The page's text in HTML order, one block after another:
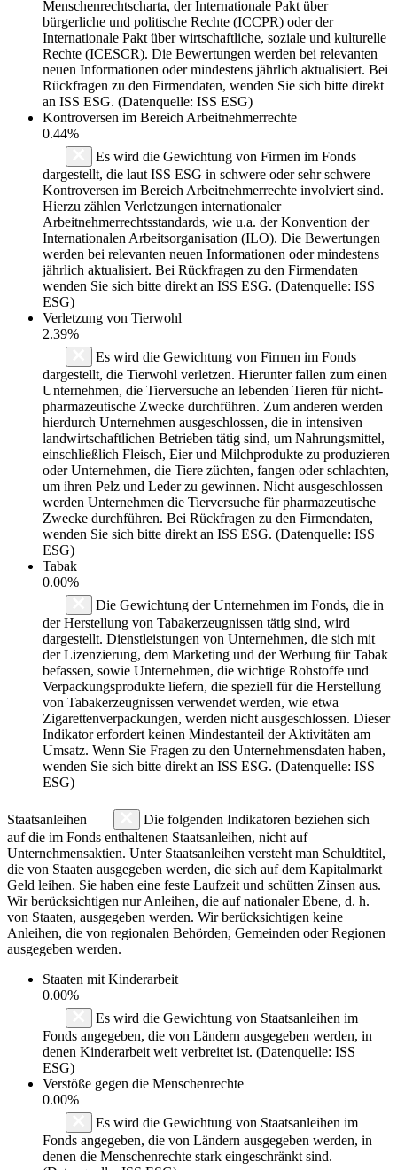
Menschenrechtscharta, der Internationale Pakt über
bürgerliche und politische Rechte (ICCPR) oder der
Internationale Pakt über wirtschaftliche, soziale und kulturelle
Rechte (ICESCR). Die Bewertungen werden bei relevanten
neuen Informationen oder mindestens jährlich aktualisiert. Bei
Rückfragen zu den Firmendaten, wenden Sie sich bitte direkt
an ISS ESG. (Datenquelle: ISS ESG)
Kontroversen im Bereich Arbeitnehmerrechte
0.44%
Es wird die Gewichtung von Firmen im Fonds
dargestellt, die laut ISS ESG in schwere oder sehr schwere
Kontroversen im Bereich Arbeitnehmerrechte involviert sind.
Hierzu zählen Verletzungen internationaler
Arbeitnehmerrechtsstandards, wie u.a. der Konvention der
Internationalen Arbeitsorganisation (ILO). Die Bewertungen
werden bei relevanten neuen Informationen oder mindestens
jährlich aktualisiert. Bei Rückfragen zu den Firmendaten
wenden Sie sich bitte direkt an ISS ESG. (Datenquelle: ISS
ESG)
Verletzung von Tierwohl
2.39%
Es wird die Gewichtung von Firmen im Fonds
dargestellt, die Tierwohl verletzen. Hierunter fallen zum einen
Unternehmen, die Tierversuche an lebenden Tieren für nicht-
pharmazeutische Zwecke durchführen. Zum anderen werden
hierdurch Unternehmen ausgeschlossen, die in intensiven
landwirtschaftlichen Betrieben tätig sind, um Nahrungsmittel,
einschließlich Fleisch, Eier und Milchprodukte zu produzieren
oder Unternehmen, die Tiere züchten, fangen oder schlachten,
um ihren Pelz und Leder zu gewinnen. Nicht ausgeschlossen
werden Unternehmen die Tierversuche für pharmazeutische
Zwecke durchführen. Bei Rückfragen zu den Firmendaten,
wenden Sie sich bitte direkt an ISS ESG. (Datenquelle: ISS
ESG)
Tabak
0.00%
Die Gewichtung der Unternehmen im Fonds, die in
der Herstellung von Tabakerzeugnissen tätig sind, wird
dargestellt. Dienstleistungen von Unternehmen, die sich mit
der Lizenzierung, dem Marketing und der Werbung für Tabak
befassen, sowie Unternehmen, die wichtige Rohstoffe und
Verpackungsprodukte liefern, die speziell für die Herstellung
von Tabakerzeugnissen verwendet werden, wie etwa
Zigarettenverpackungen, werden nicht ausgeschlossen. Dieser
Indikator erfordert keinen Mindestanteil der Aktivitäten am
Umsatz. Wenn Sie Fragen zu den Unternehmensdaten haben,
wenden Sie sich bitte direkt an ISS ESG. (Datenquelle: ISS
ESG)
Staatsanleihen
Die folgenden Indikatoren beziehen sich
auf die im Fonds enthaltenen Staatsanleihen, nicht auf
Unternehmensaktien. Unter Staatsanleihen versteht man Schuldtitel,
die von Staaten ausgegeben werden, die sich auf dem Kapitalmarkt
Geld leihen. Sie haben eine feste Laufzeit und schütten Zinsen aus.
Wir berücksichtigen nur Anleihen, die auf nationaler Ebene, d. h.
von Staaten, ausgegeben werden. Wir berücksichtigen keine
Anleihen, die von regionalen Behörden, Gemeinden oder Regionen
ausgegeben werden.
Staaten mit Kinderarbeit
0.00%
Es wird die Gewichtung von Staatsanleihen im
Fonds angegeben, die von Ländern ausgegeben werden, in
denen Kinderarbeit weit verbreitet ist. (Datenquelle: ISS
ESG)
Verstöße gegen die Menschenrechte
0.00%
Es wird die Gewichtung von Staatsanleihen im
Fonds angegeben, die von Ländern ausgegeben werden, in
denen die Menschenrechte stark eingeschränkt sind.